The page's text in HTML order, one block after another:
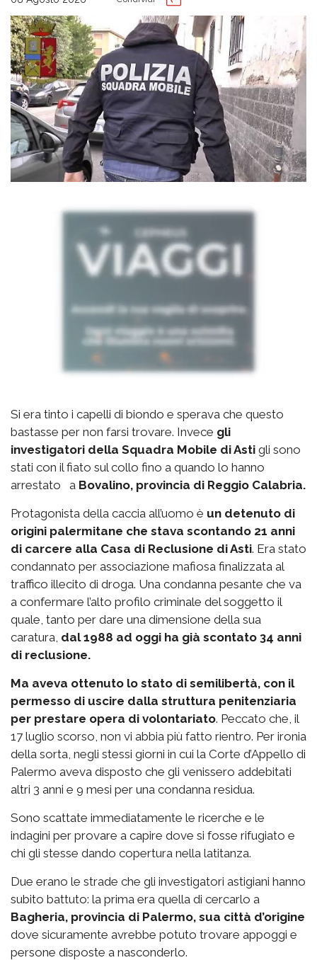
Si era tinto i capelli di biondo e sperava che questo
bastasse per non farsi trovare. Invece gli
investigatori della Squadra Mobile di Asti gli sono
stati con il fiato sul collo fino a quando lo hanno
arrestato a Bovalino, provincia di Reggio Calabria.
Protagonista della caccia all’uomo è un detenuto di
origini palermitane che stava scontando 21 anni
di carcere alla Casa di Reclusione di Asti. Era stato
condannato per associazione mafiosa finalizzata al
traffico illecito di droga. Una condanna pesante che va
a confermare l’alto profilo criminale del soggetto il
quale, tanto per dare una dimensione della sua
caratura, dal 1988 ad oggi ha già scontato 34 anni
di reclusione.
Ma aveva ottenuto lo stato di semilibertà, con il
permesso di uscire dalla struttura penitenziaria
per prestare opera di volontariato. Peccato che, il
17 luglio scorso, non vi abbia più fatto rientro. Per ironia
della sorta, negli stessi giorni in cui la Corte d’Appello di
Palermo aveva disposto che gli venissero addebitati
altri 3 anni e 9 mesi per una condanna residua.
Sono scattate immediatamente le ricerche e le
indagini per provare a capire dove si fosse rifugiato e
chi gli stesse dando copertura nella latitanza.
Due erano le strade che gli investigatori astigiani hanno
subito battuto: la prima era quella di cercarlo a
Bagheria, provincia di Palermo, sua città d’origine
dove sicuramente avrebbe potuto trovare appoggi e
persone disposte a nasconderlo.